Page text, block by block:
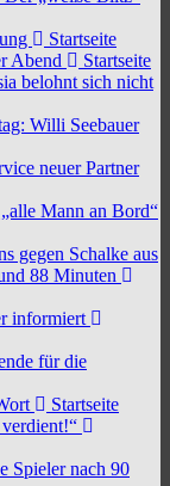
Startseite
Abend
Startseite
belohnt sich nicht
Willi Seebauer
neuer Partner
Mann an Bord“
gegen Schalke aus
88 Minuten
informiert
für die
Startseite
verdient!“
Spieler nach 90